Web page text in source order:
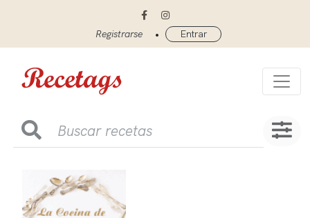
Registrarse • Entrar